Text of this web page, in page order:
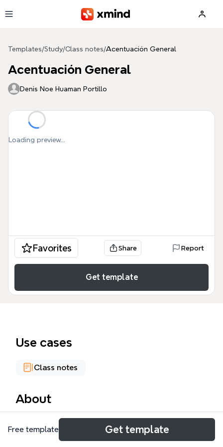
Templates/Study/Class notes/Acentuación General
Acentuación General
Denis Noe Huaman Portillo
Loading preview...
Favorites Share Report
Get template
Use cases
Class notes
About
El mapa mental de Acentuación General es una
herramienta educativa esencial para estudiantes y
Free template Get template